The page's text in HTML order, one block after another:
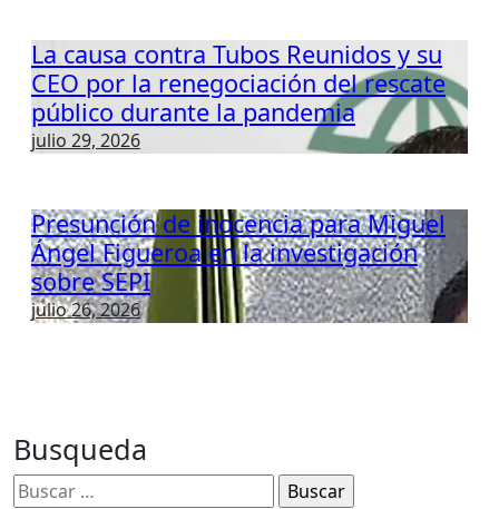
La causa contra Tubos Reunidos y su
CEO por la renegociación del rescate
público durante la pandemia
julio 29, 2026
Presunción de inocencia para Miguel
Ángel Figueroa en la investigación
sobre SEPI
julio 26, 2026
Busqueda
Buscar: